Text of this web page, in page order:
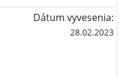
Dátum vyvesenia:
28.02.2023